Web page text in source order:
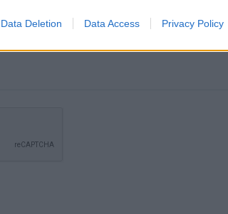
Data Deletion Data Access Privacy Policy